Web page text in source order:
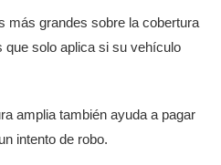
más grandes sobre la cobertura
que solo aplica si su vehículo
amplia también ayuda a pagar
intento de robo.